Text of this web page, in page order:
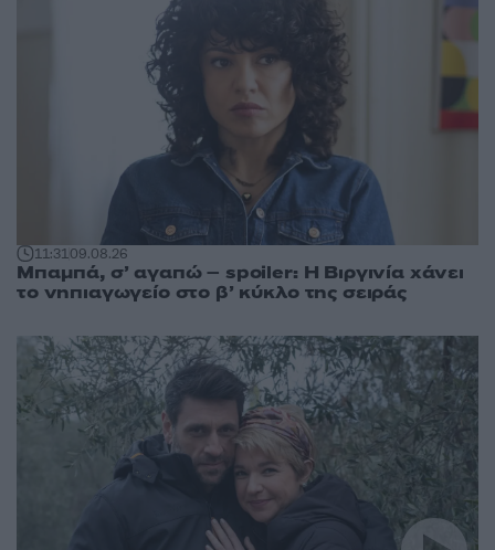
11:3109.08.26
Μπαμπά, σ’ αγαπώ – spoiler: Η Βιργινία χάνει
το νηπιαγωγείο στο β’ κύκλο της σειράς